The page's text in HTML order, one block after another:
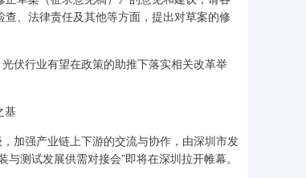
、法律责任及其他等方面，提出对草案的修
伏行业有望在政策的助推下落实相关改革举
基
加强产业链上下游的交流与协作，由深圳市发
测试发展供需对接会”即将在深圳拉开帷幕。